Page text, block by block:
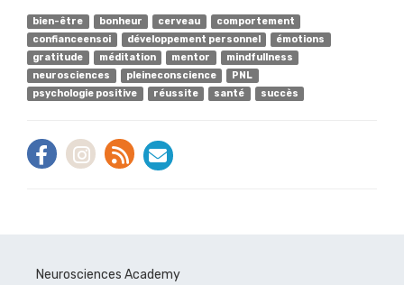
bien-être bonheur cerveau
comportement
confianceensoi
développement personnel
émotions
gratitude
méditation mentor
mindfullness
neurosciences
pleineconscience
PNL
psychologie positive
réussite santé succès
Neurosciences Academy